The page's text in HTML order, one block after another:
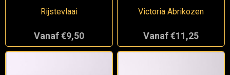
Rijstevlaai
Vanaf €9,50
Victoria Abrikozen
Vanaf €11,25